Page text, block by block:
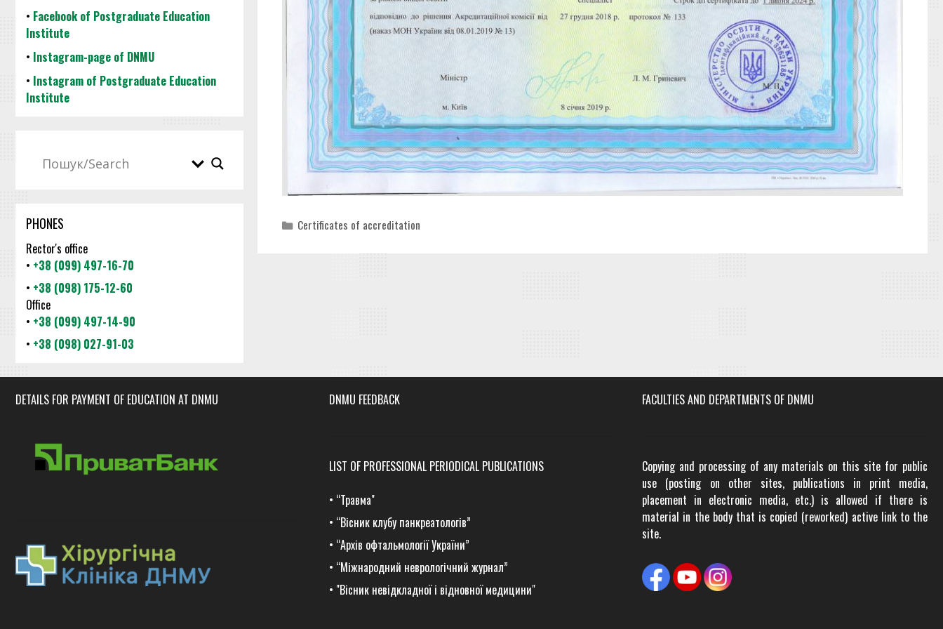
Categories
Certificates of accreditation
• Facebook of Postgraduate Education
Institute
• Instagram-page of DNMU
• Instagram of Postgraduate Education
Institute
PHONES
Rector's office
• +38 (099) 497-16-70
• +38 (098) 175-12-60
Office
• +38 (099) 497-14-90
• +38 (098) 027-91-03
DETAILS FOR PAYMENT OF EDUCATION AT DNMU DNMU FEEDBACK
LIST OF PROFESSIONAL PERIODICAL PUBLICATIONS
• “Травма"
• “Вісник клубу панкреатологів”
• “Архів офтальмології України”
• “Міжнародний неврологічний журнал”
• "Вісник невідкладної і відновної медицини"
FACULTIES AND DEPARTMENTS OF DNMU
Copying and processing of any materials on this site for public
use (posting on other sites, publications in print media,
placement in electronic media, etc.) is allowed if there is
material in the body that is copied (reworked) active link to the
site.